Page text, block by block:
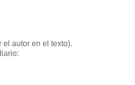
autor en el texto).